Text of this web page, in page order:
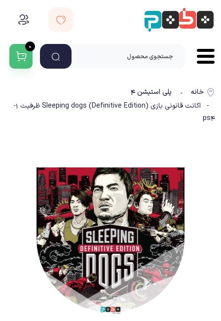
۰
خانه -
پلی استیشن ۴
- اکانت قانونی بازی Sleeping dogs (Definitive Edition) ظرفیت 1-
ps4